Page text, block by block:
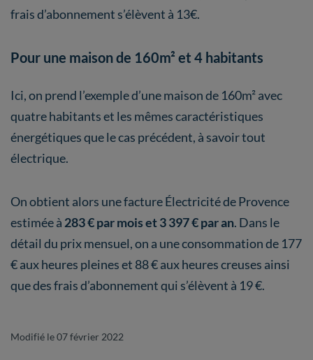
frais d’abonnement s’élèvent à 13€.
Pour une maison de 160m² et 4 habitants
Ici, on prend l’exemple d’une maison de 160m² avec
quatre habitants et les mêmes caractéristiques
énergétiques que le cas précédent, à savoir tout
électrique.
On obtient alors une facture Électricité de Provence
estimée à 283 € par mois et 3 397 € par an. Dans le
détail du prix mensuel, on a une consommation de 177
€ aux heures pleines et 88 € aux heures creuses ainsi
que des frais d’abonnement qui s’élèvent à 19 €.
Modifié le 07 février 2022